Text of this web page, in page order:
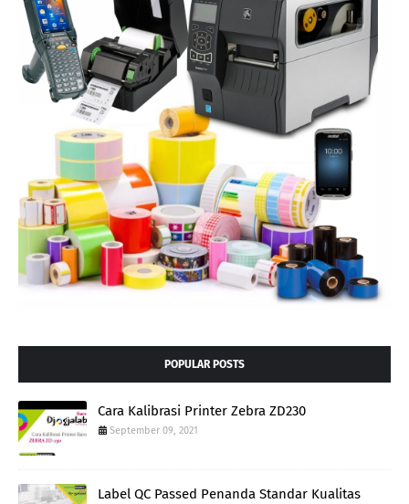
POPULAR POSTS
Cara Kalibrasi Printer Zebra ZD230
September 09, 2021
Label QC Passed Penanda Standar Kualitas